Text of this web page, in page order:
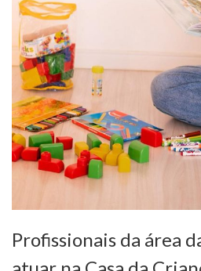
Profissionais da área